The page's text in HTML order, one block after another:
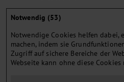
Notwendig (53)
Notwendige Cookies helfen dabei,
machen, indem sie
Zugriff auf sichere Bereiche der
Webseite kann ohne diese